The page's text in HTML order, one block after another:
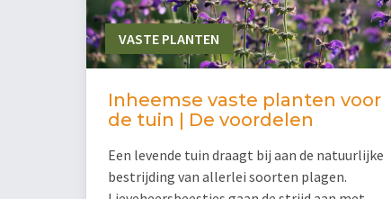
VASTE PLANTEN
Inheemse vaste planten voor
de tuin | De voordelen
Een levende tuin draagt bij aan de natuurlijke
bestrijding van allerlei soorten plagen.